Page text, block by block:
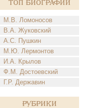
Топ Биографий
М.В. Ломоносов
В.А. Жуковский
А.С. Пушкин
М.Ю. Лермонтов
И.А. Крылов
Ф.М. Достоевский
Г.Р. Державин
Рубрики